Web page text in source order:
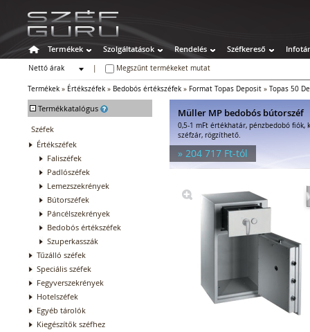
Termékek Szolgáltatások Rendelés Széfkereső Infotár
Nettó árak
Megszűnt termékeket mutat
Termékek » Értékszéfek » Bedobós értékszéfek » Format Topas Deposit » Topas 50
- Termékkatalógus
Széfek
Értékszéfek
Faliszéfek
Padlószéfek
Lemezszekrények
Bútorszéfek
Páncélszekrények
Bedobós értékszéfek
Szuperkasszák
Tűzálló széfek
Speciális széfek
Fegyverszekrények
Hotelszéfek
Egyéb tárolók
Kiegészítők széfhez
Müller MP bedobós bútorszéf
0,5-1 mFt értékhatár, pénzbedobó fiók,
széfzár, rögzíthető.
» 204 717 Ft-tól